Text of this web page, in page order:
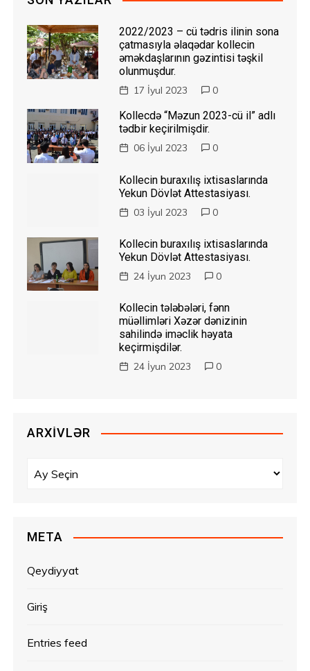
2022/2023 – cü tədris ilinin sona
çatmasıyla əlaqədar kollecin
əməkdaşlarının gəzintisi təşkil
olunmuşdur.
17 İyul 2023 0
Kollecdə “Məzun 2023-cü il” adlı
tədbir keçirilmişdir.
06 İyul 2023 0
Kollecin buraxılış ixtisaslarında
Yekun Dövlət Attestasiyası.
03 İyul 2023 0
Kollecin buraxılış ixtisaslarında
Yekun Dövlət Attestasiyası.
24 İyun 2023 0
Kollecin tələbələri, fənn
müəllimləri Xəzər dənizinin
sahilində iməclik həyata
keçirmişdilər.
24 İyun 2023 0
ARXIVLƏR
v
ə
META
Qeydiyyat
Giriş
Entries feed